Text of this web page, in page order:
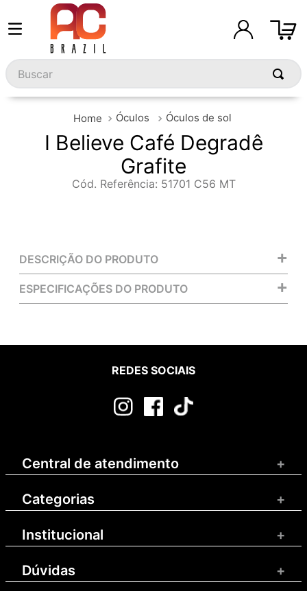
Buscar
Óculos Óculos de sol
I Believe Café Degradê
Grafite
Cód. Referência: 51701 C56 MT
DESCRIÇÃO DO PRODUTO +
ESPECIFICAÇÕES DO PRODUTO +
REDES SOCIAIS
Central de atendimento +
Categorias +
Institucional +
Dúvidas +